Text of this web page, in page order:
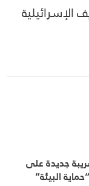
الإسرائيلية
جديدة على
البيئة”